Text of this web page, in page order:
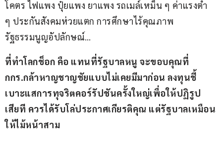
โคตร ไฟแพง ปุ๋ยแพง ยาแพง รถเมล์เหม็น ๆ ค่าแรงต่ำ
ๆ ประกันสังคมห่วยแตก การศึกษาไร้คุณภาพ
รัฐธรรมนูญอัปลักษณ์…
ที่ทำโลกช็อก คือ แทนที่รัฐบาลหนู จะขอบคุณที่
กกร.กล้าหาญชาญชัยแบบไม่เคยมีมาก่อน ลงทุนชี้
เบาะแสการทุจริตคอร์รัปชันครั้งใหญ่เพื่อให้ปฏิรูป
เสียที ควรได้รับโล่ประกาศเกียรติคุณ แต่รัฐบาลเหมือน
ให้ไม้หน้าสาม